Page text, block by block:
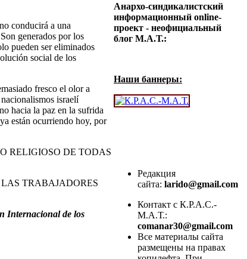
conducirá a una
generados por los
pueden ser eliminados
social de los
fresco el olor a
israelí
hacia la paz en la sufrida
están ocurriendo hoy, por
RELIGIOSO DE TODAS
TRABAJADORES
Internacional de los
Анархо-синдикалистский
информационный online-
проект - неофициальный
блог М.А.Т.:
Наши баннеры:
Редакция
сайта: larido@gmail.com
Контакт с К.Р.А.С.-
М.А.Т.:
comanar30@gmail.com
Все материалы сайта
размещены на правах